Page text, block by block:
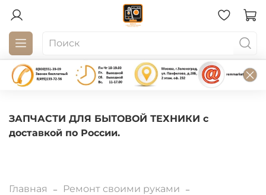
ЗАПЧАСТИ ДЛЯ БЫТОВОЙ ТЕХНИКИ с
доставкой по России.
Главная
Ремонт своими руками